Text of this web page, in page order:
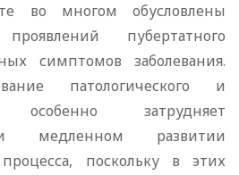
во многом обусловлены
пубертатного
симптомов заболевания.
патологического и
особенно затрудняет
медленном развитии
поскольку в этих